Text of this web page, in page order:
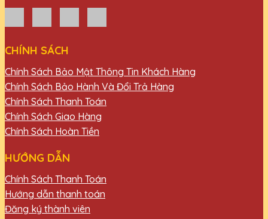
CHÍNH SÁCH
Chính Sách Bảo Mật Thông Tin Khách Hàng
Chính Sách Bảo Hành Và Đổi Trả Hàng
Chính Sách Thanh Toán
Chính Sách Giao Hàng
Chính Sách Hoàn Tiền
HƯỚNG DẪN
Chính Sách Thanh Toán
Hướng dẫn thanh toán
Đăng ký thành viên